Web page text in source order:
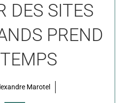
DES SITES
PREND
Marotel